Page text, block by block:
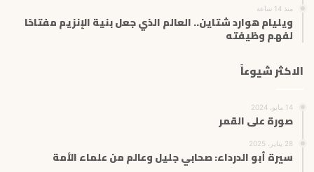
منذ 14 ساعة
ويليام هوارد شتاين.. العالم الذي جعل بنية الإنزيم مفتاحًا
لفهم وظيفته
الاكثر شيوعاً
14 مايو، 2024
صورة على القمر
28 يناير، 2025
سيرة أبو الدرداء: صحابي جليل وعالم من علماء الأمة